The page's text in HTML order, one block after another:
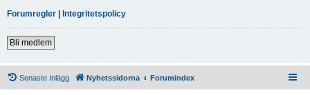
Forumregler | Integritetspolicy
Bli medlem
Senaste Inlägg Nyhetssidorna Forumindex